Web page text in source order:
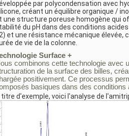
par polycondensation avec
créant un équilibre organique /
une structure poreuse homogène qui
du pH dans des conditions
et une résistance mécanique élevée,
de vie de la colonne.
Surface +
combinons cette technologie avec
de la surface des billes,
positivement. Ce processus
basiques dans des conditions
titre d'exemple, voici l'analyse de